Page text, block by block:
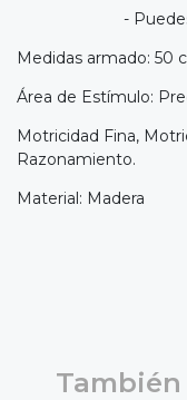
- Puedes
Medidas armado: 50
Área de Estímulo:
Motricidad Fina,
Razonamiento.
Material: Madera